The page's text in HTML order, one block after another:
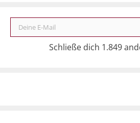
Deine E-Mail
Schließe dich 1.849